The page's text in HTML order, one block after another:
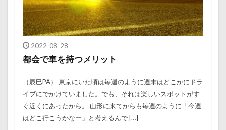
2022-08-28
都会で車を持つメリット
（辰巳PA） 東京にいた頃は毎週のように週末はどこかにドラ
イブにでかけていました。でも、それは楽しいスポットがす
ぐ近くにあったから。 山形に来てからも毎週のように「今週
はどこ行こうかなー」と考えるんで […]